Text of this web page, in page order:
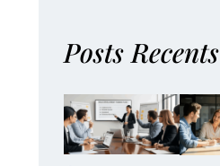
Posts Recents